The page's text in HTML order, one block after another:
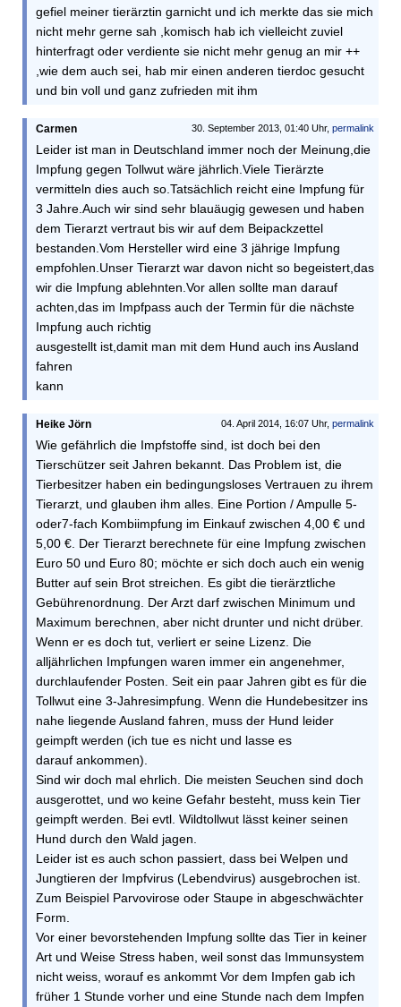
gefiel meiner tierärztin garnicht und ich merkte das sie mich
nicht mehr gerne sah ,komisch hab ich vielleicht zuviel
hinterfragt oder verdiente sie nicht mehr genug an mir ++
,wie dem auch sei, hab mir einen anderen tierdoc gesucht
und bin voll und ganz zufrieden mit ihm
30. September 2013, 01:40 Uhr, permalink
Carmen
Leider ist man in Deutschland immer noch der Meinung,die
Impfung gegen Tollwut wäre jährlich.Viele Tierärzte
vermitteln dies auch so.Tatsächlich reicht eine Impfung für
3 Jahre.Auch wir sind sehr blauäugig gewesen und haben
dem Tierarzt vertraut bis wir auf dem Beipackzettel
bestanden.Vom Hersteller wird eine 3 jährige Impfung
empfohlen.Unser Tierarzt war davon nicht so begeistert,das
wir die Impfung ablehnten.Vor allen sollte man darauf
achten,das im Impfpass auch der Termin für die nächste
Impfung auch richtig
ausgestellt ist,damit man mit dem Hund auch ins Ausland
fahren
kann
04. April 2014, 16:07 Uhr, permalink
Heike Jörn
Wie gefährlich die Impfstoffe sind, ist doch bei den
Tierschützer seit Jahren bekannt. Das Problem ist, die
Tierbesitzer haben ein bedingungsloses Vertrauen zu ihrem
Tierarzt, und glauben ihm alles. Eine Portion / Ampulle 5-
oder7-fach Kombiimpfung im Einkauf zwischen 4,00 € und
5,00 €. Der Tierarzt berechnete für eine Impfung zwischen
Euro 50 und Euro 80; möchte er sich doch auch ein wenig
Butter auf sein Brot streichen. Es gibt die tierärztliche
Gebührenordnung. Der Arzt darf zwischen Minimum und
Maximum berechnen, aber nicht drunter und nicht drüber.
Wenn er es doch tut, verliert er seine Lizenz. Die
alljährlichen Impfungen waren immer ein angenehmer,
durchlaufender Posten. Seit ein paar Jahren gibt es für die
Tollwut eine 3-Jahresimpfung. Wenn die Hundebesitzer ins
nahe liegende Ausland fahren, muss der Hund leider
geimpft werden (ich tue es nicht und lasse es
darauf ankommen).
Sind wir doch mal ehrlich. Die meisten Seuchen sind doch
ausgerottet, und wo keine Gefahr besteht, muss kein Tier
geimpft werden. Bei evtl. Wildtollwut lässt keiner seinen
Hund durch den Wald jagen.
Leider ist es auch schon passiert, dass bei Welpen und
Jungtieren der Impfvirus (Lebendvirus) ausgebrochen ist.
Zum Beispiel Parvovirose oder Staupe in abgeschwächter
Form.
Vor einer bevorstehenden Impfung sollte das Tier in keiner
Art und Weise Stress haben, weil sonst das Immunsystem
nicht weiss, worauf es ankommt Vor dem Impfen gab ich
früher 1 Stunde vorher und eine Stunde nach dem Impfen